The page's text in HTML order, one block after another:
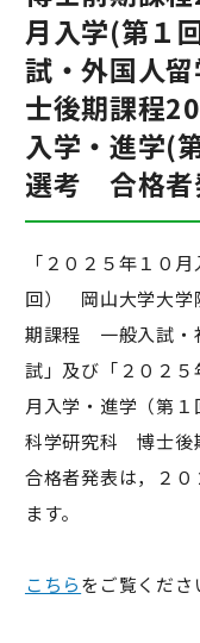
月入学(第１
試・外国人
士後期課程
入学・進学(
選考 合格者
「２０２５年１０
回） 岡山大学大学
期課程 一般入試・
試」及び「２０２
月入学・進学（第
科学研究科 博士後
合格者発表は，２
ます。
こちらをご覧くださ